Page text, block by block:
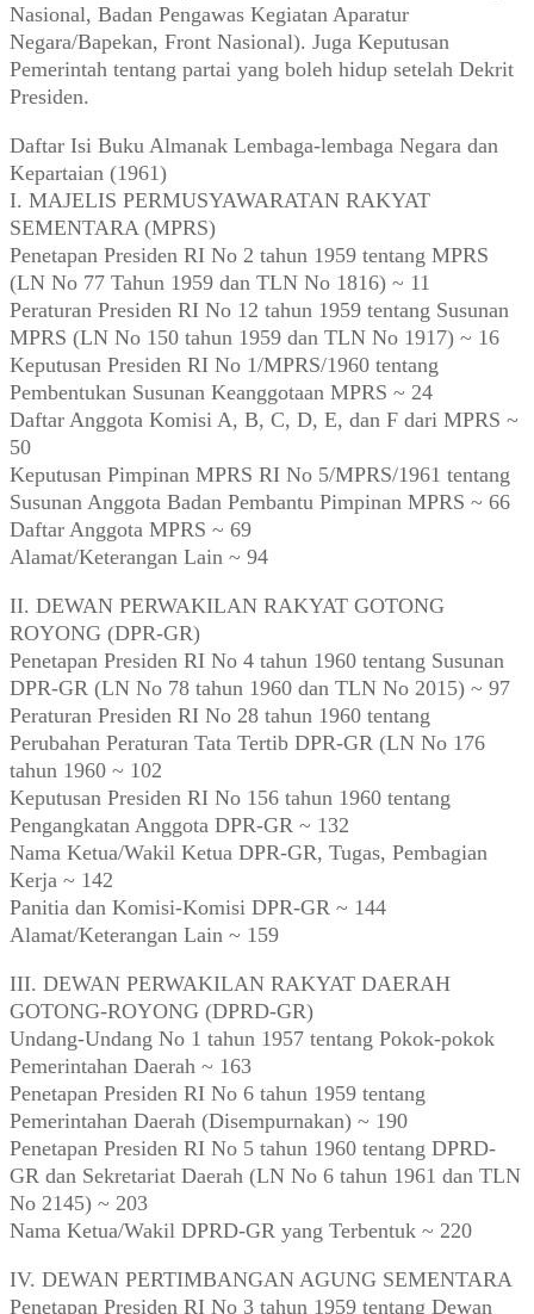
Nasional, Badan Pengawas Kegiatan Aparatur
Negara/Bapekan, Front Nasional). Juga Keputusan
Pemerintah tentang partai yang boleh hidup setelah Dekrit
Presiden.
Daftar Isi Buku Almanak Lembaga-lembaga Negara dan
Kepartaian (1961)
I. MAJELIS PERMUSYAWARATAN RAKYAT
SEMENTARA (MPRS)
Penetapan Presiden RI No 2 tahun 1959 tentang MPRS
(LN No 77 Tahun 1959 dan TLN No 1816) ~ 11
Peraturan Presiden RI No 12 tahun 1959 tentang Susunan
MPRS (LN No 150 tahun 1959 dan TLN No 1917) ~ 16
Keputusan Presiden RI No 1/MPRS/1960 tentang
Pembentukan Susunan Keanggotaan MPRS ~ 24
Daftar Anggota Komisi A, B, C, D, E, dan F dari MPRS ~
50
Keputusan Pimpinan MPRS RI No 5/MPRS/1961 tentang
Susunan Anggota Badan Pembantu Pimpinan MPRS ~ 66
Daftar Anggota MPRS ~ 69
Alamat/Keterangan Lain ~ 94
II. DEWAN PERWAKILAN RAKYAT GOTONG
ROYONG (DPR-GR)
Penetapan Presiden RI No 4 tahun 1960 tentang Susunan
DPR-GR (LN No 78 tahun 1960 dan TLN No 2015) ~ 97
Peraturan Presiden RI No 28 tahun 1960 tentang
Perubahan Peraturan Tata Tertib DPR-GR (LN No 176
tahun 1960 ~ 102
Keputusan Presiden RI No 156 tahun 1960 tentang
Pengangkatan Anggota DPR-GR ~ 132
Nama Ketua/Wakil Ketua DPR-GR, Tugas, Pembagian
Kerja ~ 142
Panitia dan Komisi-Komisi DPR-GR ~ 144
Alamat/Keterangan Lain ~ 159
III. DEWAN PERWAKILAN RAKYAT DAERAH
GOTONG-ROYONG (DPRD-GR)
Undang-Undang No 1 tahun 1957 tentang Pokok-pokok
Pemerintahan Daerah ~ 163
Penetapan Presiden RI No 6 tahun 1959 tentang
Pemerintahan Daerah (Disempurnakan) ~ 190
Penetapan Presiden RI No 5 tahun 1960 tentang DPRD-
GR dan Sekretariat Daerah (LN No 6 tahun 1961 dan TLN
No 2145) ~ 203
Nama Ketua/Wakil DPRD-GR yang Terbentuk ~ 220
IV. DEWAN PERTIMBANGAN AGUNG SEMENTARA
Penetapan Presiden RI No 3 tahun 1959 tentang Dewan